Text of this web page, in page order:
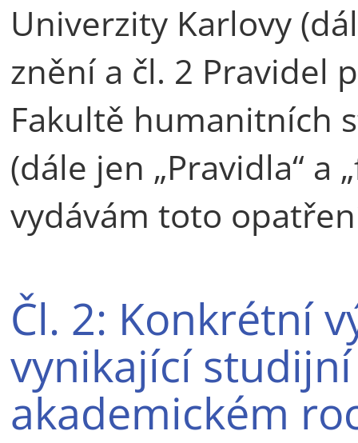
Univerzity Karlovy
znění a čl. 2 Pravidel
Fakultě humanitních
(dále jen „Pravidla“ a
vydávám toto
Čl. 2: Konkrétní
vynikající
akademickém